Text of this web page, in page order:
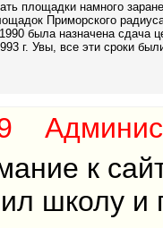
площадки намного
Приморского
была назначена сдача
г. Увы, все эти сроки
к
школу и